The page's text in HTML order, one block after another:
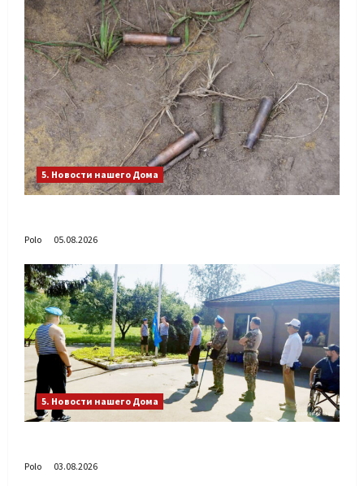
5. Новости нашего Дома
Polo 05.08.2026
5. Новости нашего Дома
Polo 03.08.2026